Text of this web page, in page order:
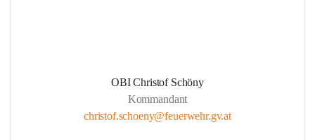
OBI Christof Schöny
Kommandant
christof.schoeny@feuerwehr.gv.at